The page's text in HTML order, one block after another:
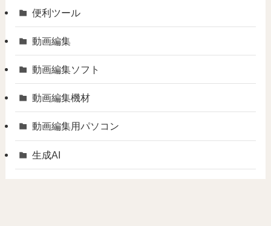
便利ツール
動画編集
動画編集ソフト
動画編集機材
動画編集用パソコン
生成AI